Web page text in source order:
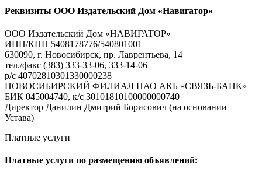
Реквизиты ООО Издательский Дом «Навигатор»
ООО Издательский Дом «НАВИГАТОР»
ИНН/КПП 5408178776/540801001
630090, г. Новосибирск, пр. Лаврентьева, 14
тел./факс (383) 333-33-06, 333-14-06
р/с 40702810301330000238
НОВОСИБИРСКИЙ ФИЛИАЛ ПАО АКБ «СВЯЗЬ-БАНК»
БИК 045004740, к/с 30101810100000000740
Директор Данилин Дмитрий Борисович (на основании
Устава)
Платные услуги
Платные услуги по размещению объявлений: